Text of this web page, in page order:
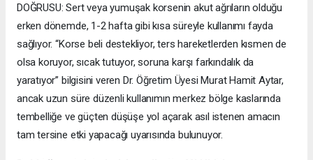
DOĞRUSU: Sert veya yumuşak korsenin akut ağrıların olduğu
erken dönemde, 1-2 hafta gibi kısa süreyle kullanımı fayda
sağlıyor. “Korse beli destekliyor, ters hareketlerden kısmen de
olsa koruyor, sıcak tutuyor, soruna karşı farkındalık da
yaratıyor” bilgisini veren Dr. Öğretim Üyesi Murat Hamit Aytar,
ancak uzun süre düzenli kullanımın merkez bölge kaslarında
tembelliğe ve güçten düşüşe yol açarak asıl istenen amacın
tam tersine etki yapacağı uyarısında bulunuyor.